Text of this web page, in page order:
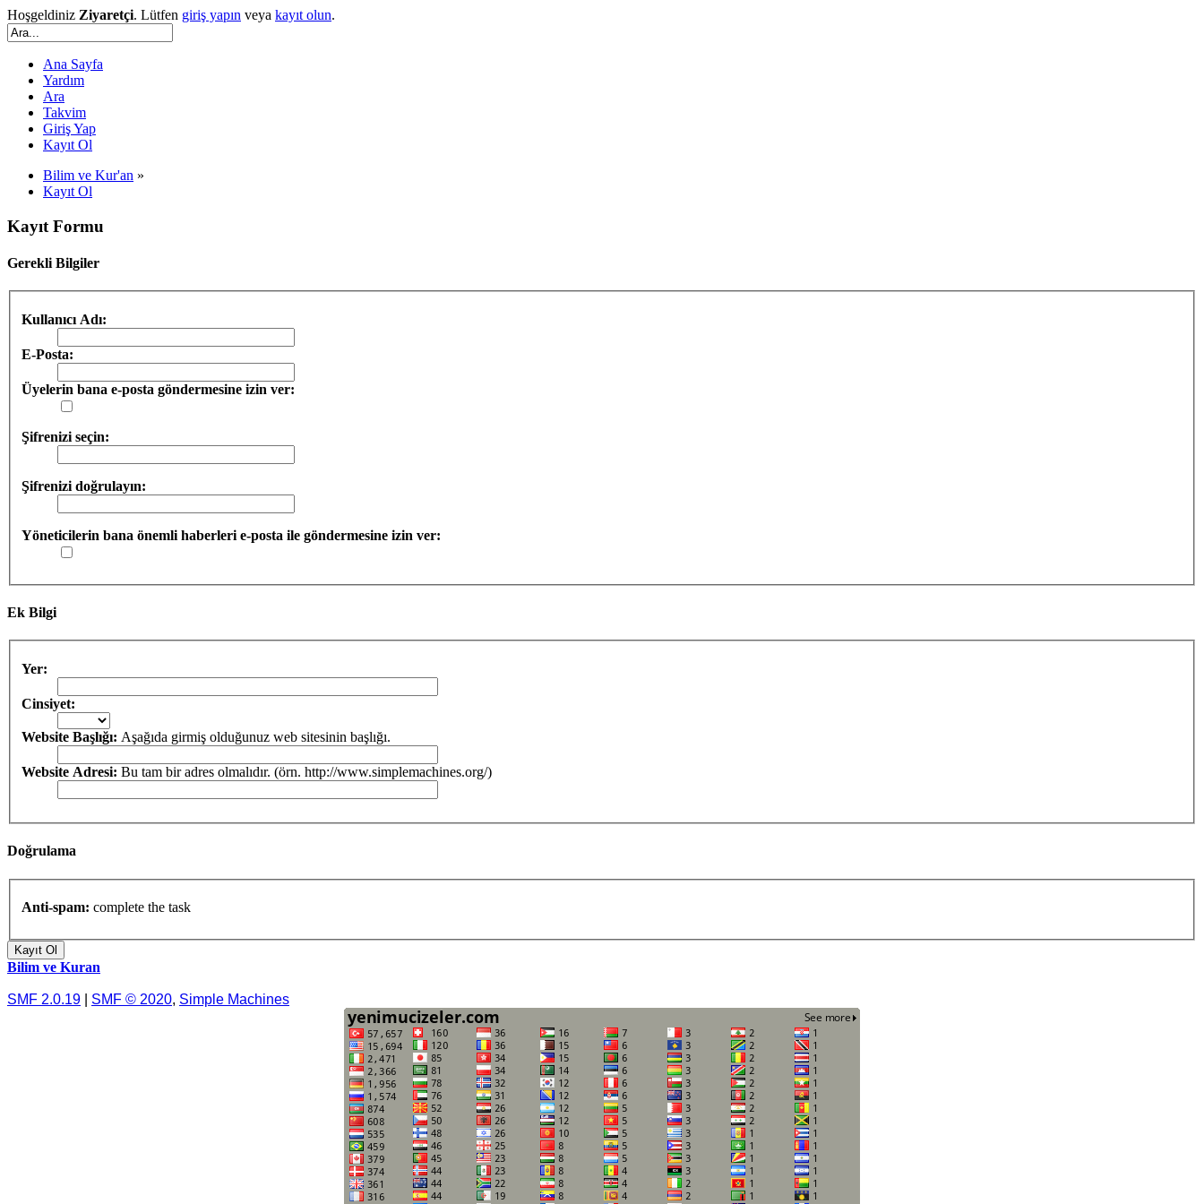
Hoşgeldiniz Ziyaretçi. Lütfen giriş yapın veya kayıt olun.
Ana Sayfa
Yardım
Ara
Takvim
Giriş Yap
Kayıt Ol
Bilim ve Kur'an »
Kayıt Ol
Kayıt Formu
Gerekli Bilgiler
Kullanıcı Adı:
E-Posta:
Üyelerin bana e-posta göndermesine izin ver:
Şifrenizi seçin:
Şifrenizi doğrulayın:
Yöneticilerin bana önemli haberleri e-posta ile göndermesine izin ver:
Ek Bilgi
Yer:
Cinsiyet:
Website Başlığı: Aşağıda girmiş olduğunuz web sitesinin başlığı.
Website Adresi: Bu tam bir adres olmalıdır. (örn. http://www.simplemachines.org/)
Doğrulama
Anti-spam: complete the task
Bilim ve Kuran
SMF 2.0.19 SMF © 2020, Simple Machines